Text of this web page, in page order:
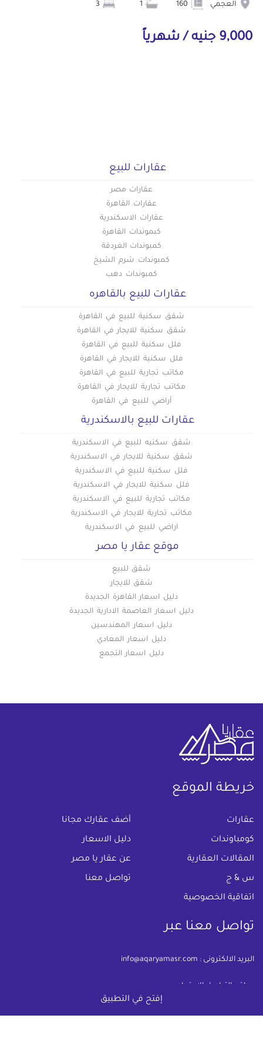
العجمي
9,000 جنيه / شهرياً
إفتح في التطبيق
عقارات للبيع
عقارات مصر
عقارات القاهرة
عقارات الاسكندرية
كبموندات القاهرة
كمبوندات الغردقة
كمبوندات شرم الشيخ
كمبوندات دهب
عقارات للبيع بالقاهره
شقق سكنية للبيع في القاهرة
شقق سكنية للايجار في القاهرة
فلل سكنية للبيع في القاهرة
فلل سكنية للايجار في القاهرة
مكاتب تجارية للبيع في القاهرة
مكاتب تجارية للايجار في القاهرة
أراضي للبيع في القاهرة
عقارات للبيع بالاسكندرية
شقق سكنيه للبيع في الاسكندرية
شقق سكنية للايجار في الاسكندرية
فلل سكنية للبيع في الاسكندرية
فلل سكنية للايجار في الاسكندرية
مكاتب تجارية للبيع في الاسكندرية
مكاتب تجارية للايجار في الاسكندرية
اراضي للبيع في الاسكندرية
موقع عقار يا مصر
شقق للبيع
شقق للايجار
دليل اسعار القاهرة الجديدة
دليل اسعار العاصمة الادارية الجديدة
دليل اسعار المهندسين
دليل اسعار المعادي
دليل اسعار التجمع
خريطة الموقع
عقارات أضف عقارك مجانا
كومباوندات دليل الاسعار
المقالات العقارية عن عقار يا مصر
س & ج تواصل معنا
اتفاقية الخصوصية
تواصل معنا عبر
البريد الالكترونى : info@aqaryamasr.com
مواقع التواصل الاجتماعى